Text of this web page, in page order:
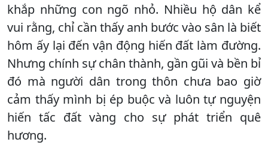
khắp những con ngõ nhỏ. Nhiều hộ dân kể
vui rằng, chỉ cần thấy anh bước vào sân là biết
hôm ấy lại đến vận động hiến đất làm đường.
Nhưng chính sự chân thành, gần gũi và bền bỉ
đó mà người dân trong thôn chưa bao giờ
cảm thấy mình bị ép buộc và luôn tự nguyện
hiến tấc đất vàng cho sự phát triển quê
hương.